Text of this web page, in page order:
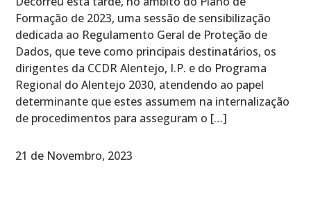
Formação de 2023, uma sessão de sensibilização
dedicada ao Regulamento Geral de Proteção de
Dados, que teve como principais destinatários, os
dirigentes da CCDR Alentejo, I.P. e do Programa
Regional do Alentejo 2030, atendendo ao papel
determinante que estes assumem na internalização
de procedimentos para asseguram o […]
21 de Novembro, 2023